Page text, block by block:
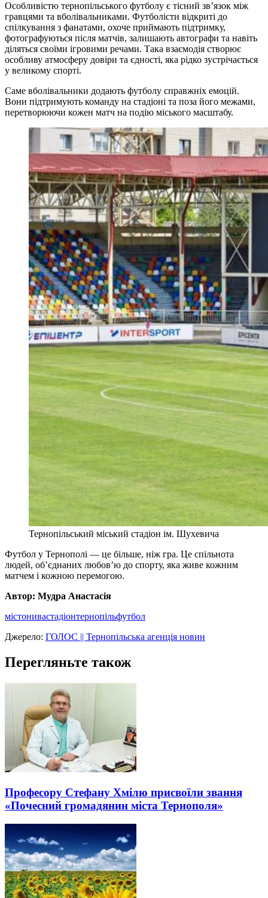
Особливістю тернопільського футболу є тісний зв’язок між
гравцями та вболівальниками. Футболісти відкриті до
спілкування з фанатами, охоче приймають підтримку,
фотографуються після матчів, залишають автографи та навіть
діляться своїми ігровими речами. Така взаємодія створює
особливу атмосферу довіри та єдності, яка рідко зустрічається
у великому спорті.
Саме вболівальники додають футболу справжніх емоцій.
Вони підтримують команду на стадіоні та поза його межами,
перетворюючи кожен матч на подію міського масштабу.
Тернопільський міський стадіон ім. Шухевича
Футбол у Тернополі — це більше, ніж гра. Це спільнота
людей, об’єднаних любов’ю до спорту, яка живе кожним
матчем і кожною перемогою.
Автор: Мудра Анастасія
містонивастадіонтернопільфутбол
Джерело: ГОЛОС || Тернопільська агенція новин
Перегляньте також
Професору Стефану Хмілю присвоїли звання
«Почесний громадянин міста Тернополя»